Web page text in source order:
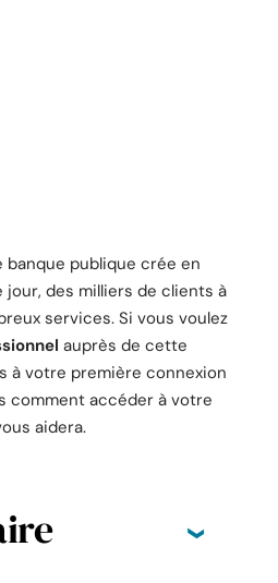
banque publique crée en
des milliers de clients à
services. Si vous voulez
auprès de cette
à votre première connexion
comment accéder à votre
aidera.